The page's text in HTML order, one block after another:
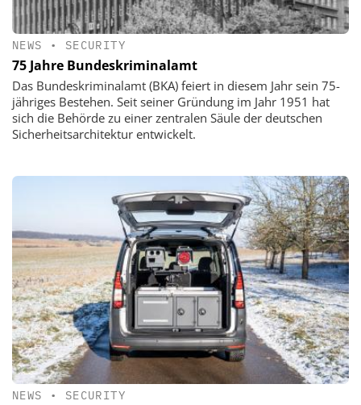
NEWS • SECURITY
75 Jahre Bundeskriminalamt
Das Bundeskriminalamt (BKA) feiert in diesem Jahr sein 75-
jähriges Bestehen. Seit seiner Gründung im Jahr 1951 hat
sich die Behörde zu einer zentralen Säule der deutschen
Sicherheitsarchitektur entwickelt.
NEWS • SECURITY